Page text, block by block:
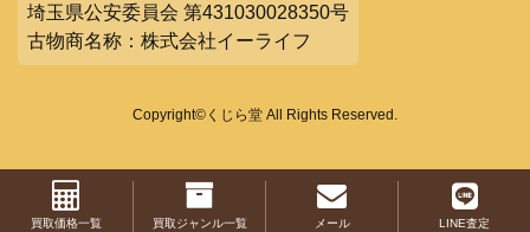
埼玉県公安委員会 第431030028350号
古物商名称：株式会社イーライフ
Copyright©くじら堂 All Rights Reserved.
買取価格一覧 買取ジャンル一覧 メール LINE査定